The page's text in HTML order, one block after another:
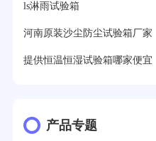
ls淋雨试验箱
河南原装沙尘防尘试验箱厂家
提供恒温恒湿试验箱哪家便宜
产品专题